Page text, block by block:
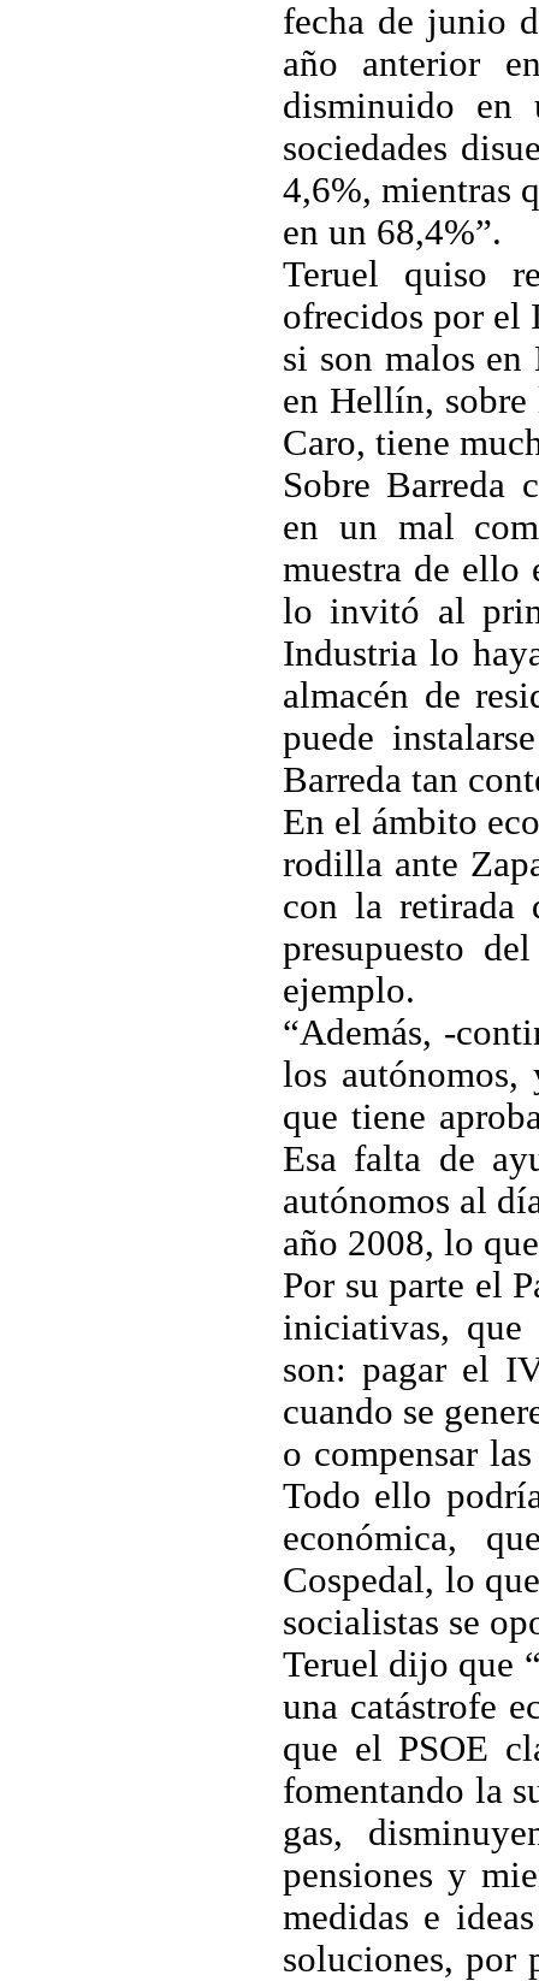
fecha de junio
año anterior
disminuido
sociedades
4,6%, mientras
en un 68,4%”.
Teruel quiso
ofrecidos por el
si son malos en
en Hellín,
Caro, tiene
Sobre Barreda
en un mal
muestra de ello
lo invitó al
Industria lo
almacén de
puede
Barreda tan
En el ámbito
rodilla ante
con la retirada
presupuesto
ejemplo.
“Además, -
los autónomos,
que tiene
Esa falta de
autónomos al
año 2008, lo
Por su parte el
iniciativas, que
son: pagar el
cuando se
o compensar
Todo ello
económica,
Cospedal, lo
socialistas se
Teruel dijo que
una catástrofe
que el PSOE
fomentando la
gas,
pensiones y
medidas e
soluciones, por